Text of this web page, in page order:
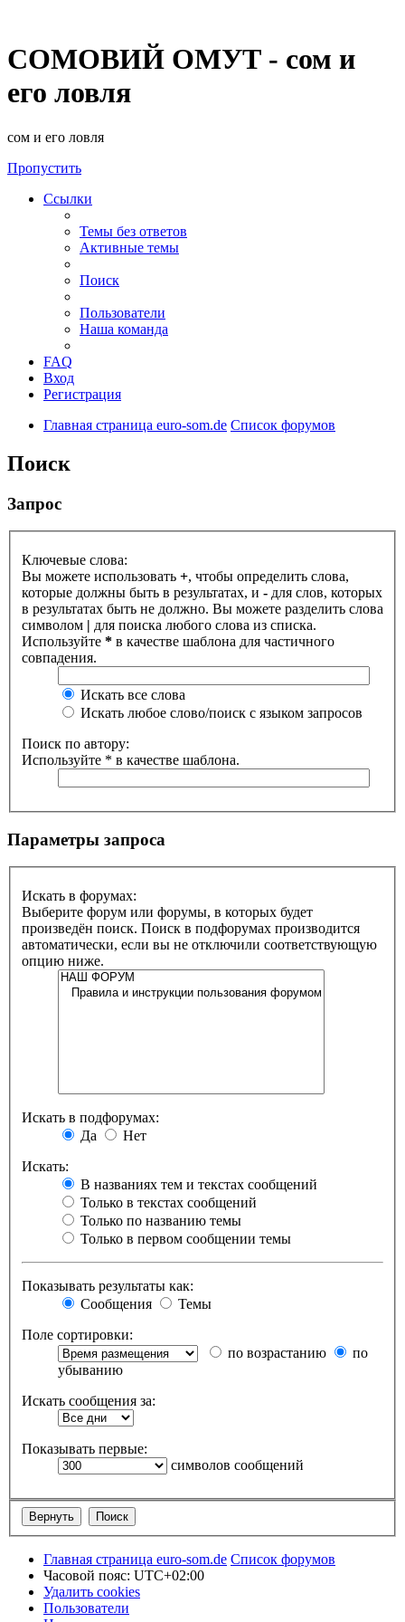
СОМОВИЙ ОМУТ - сом и
его ловля
сом и его ловля
Пропустить
Ссылки
Темы без ответов
Активные темы
Поиск
Пользователи
Наша команда
FAQ
Вход
Регистрация
Главная страница euro-som.de Список форумов
Поиск
Запрос
Ключевые слова:
Вы можете использовать +, чтобы определить слова,
которые должны быть в результатах, и - для слов, которых
в результатах быть не должно. Вы можете разделить слова
символом | для поиска любого слова из списка.
Используйте * в качестве шаблона для частичного
совпадения.
Искать все слова
Искать любое слово/поиск с языком запросов
Поиск по автору:
Используйте * в качестве шаблона.
Параметры запроса
Искать в форумах:
Выберите форум или форумы, в которых будет
произведён поиск. Поиск в подфорумах производится
автоматически, если вы не отключили соответствующую
опцию ниже.
Искать в подфорумах:
Да
Нет
Искать:
В названиях тем и текстах сообщений
Только в текстах сообщений
Только по названию темы
Только в первом сообщении темы
Показывать результаты как:
Сообщения
Темы
Поле сортировки:
по возрастанию
по
убыванию
Искать сообщения за:
Показывать первые:
символов сообщений
Главная страница euro-som.de Список форумов
Часовой пояс: UTC+02:00
Удалить cookies
Пользователи